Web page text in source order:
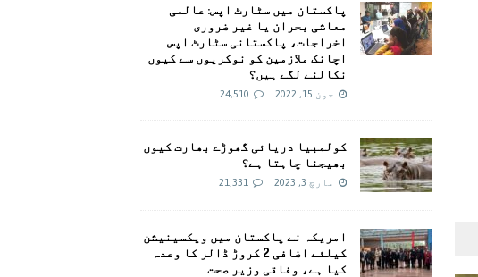
پاکستان میں سٹارٹ اپس: عالمی
معاشی بحران یا غیر ضروری
اخراجات، پاکستانی سٹارٹ اپس
اچانک ملازمین کو نوکریوں سے کیوں
نکالنے لگے ہیں؟
جون 15, 2022 24,510
کولمبیا دریائی گھوڑے بھارت کیوں
بھیجنا چاہتا ہے؟
مارچ 3, 2023 21,331
امريکہ نے پاکستان میں ویکسینیشن
کیلئے اضافی 2 کروڑ ڈالر کا وعدہ
کیا ہے، وفاقی وزیر صحت